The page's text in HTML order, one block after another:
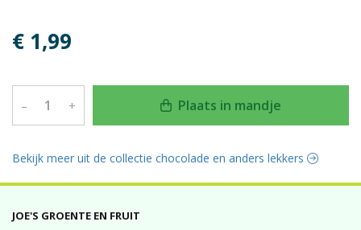
€ 1,99
– + Plaats in mandje
Bekijk meer uit de collectie chocolade en anders lekkers
JOE'S GROENTE EN FRUIT